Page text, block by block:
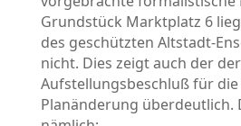
Grundstück Marktplatz 6
des geschützten Altstadt-
nicht. Dies zeigt auch der
Aufstellungsbeschluß für
Planänderung überdeutlich.